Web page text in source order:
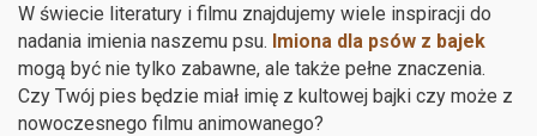
W świecie literatury i filmu znajdujemy wiele inspiracji do
nadania imienia naszemu psu. Imiona dla psów z bajek
mogą być nie tylko zabawne, ale także pełne znaczenia.
Czy Twój pies będzie miał imię z kultowej bajki czy może z
nowoczesnego filmu animowanego?